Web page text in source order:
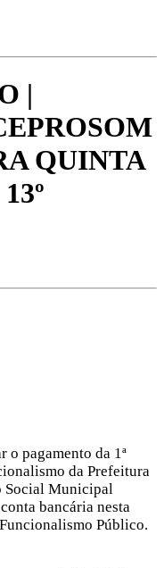
|
QUINTA
pagamento da 1ª
da Prefeitura
Social Municipal
bancária nesta
Público.